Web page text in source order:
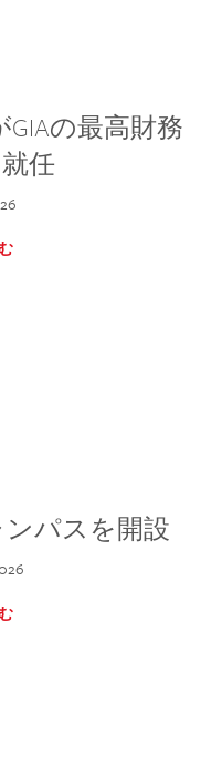
の最高財務
任
ンパスを開設